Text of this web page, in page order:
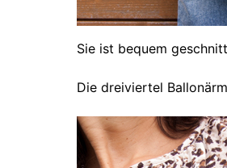
Sie ist bequem
Die dreiviertel